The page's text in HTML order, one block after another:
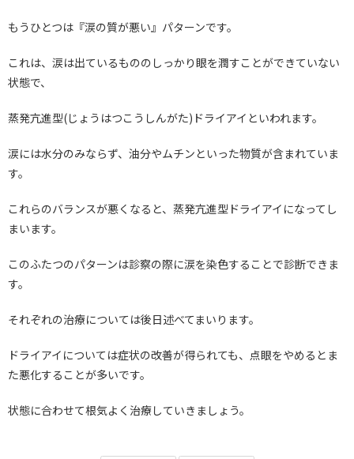
もうひとつは『涙の質が悪い』パターンです。
これは、涙は出ているもののしっかり眼を潤すことができていない
状態で、
蒸発亢進型(じょうはつこうしんがた)ドライアイといわれます。
涙には水分のみならず、油分やムチンといった物質が含まれていま
す。
これらのバランスが悪くなると、蒸発亢進型ドライアイになってし
まいます。
このふたつのパターンは診察の際に涙を染色することで診断できま
す。
それぞれの治療については後日述べてまいります。
ドライアイについては症状の改善が得られても、点眼をやめるとま
た悪化することが多いです。
状態に合わせて根気よく治療していきましょう。